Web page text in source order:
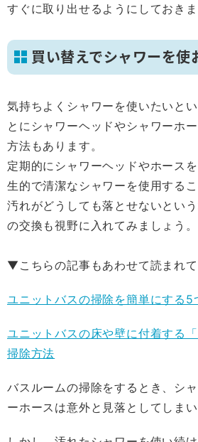
すぐに取り出せるようにしておきま
買い替えでシャワーを使
気持ちよくシャワーを使いたいと
とにシャワーヘッドやシャワーホ
方法もあります。
定期的にシャワーヘッドやホース
生的で清潔なシャワーを使用するこ
汚れがどうしても落とせないとい
の交換も視野に入れてみましょう。
▼こちらの記事もあわせて読まれて
ユニットバスの掃除を簡単にする5
ユニットバスの床や壁に付着する
掃除方法
バスルームの掃除をするとき、シ
ーホースは意外と見落としてしまい